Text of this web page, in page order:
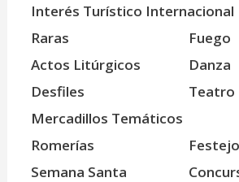
Interés Turístico Internacional
Raras
Fuego
Actos Litúrgicos
Danza
Desfiles
Teatro
Mercadillos Temáticos
Romerías
Semana Santa